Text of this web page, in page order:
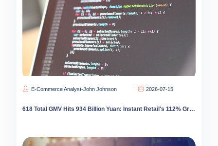
E-Commerce Analyst-John Johnson 2026-07-15
618 Total GMV Hits 934 Billion Yuan: Instant Retail's 112% Growth Reshapes E-Commerce